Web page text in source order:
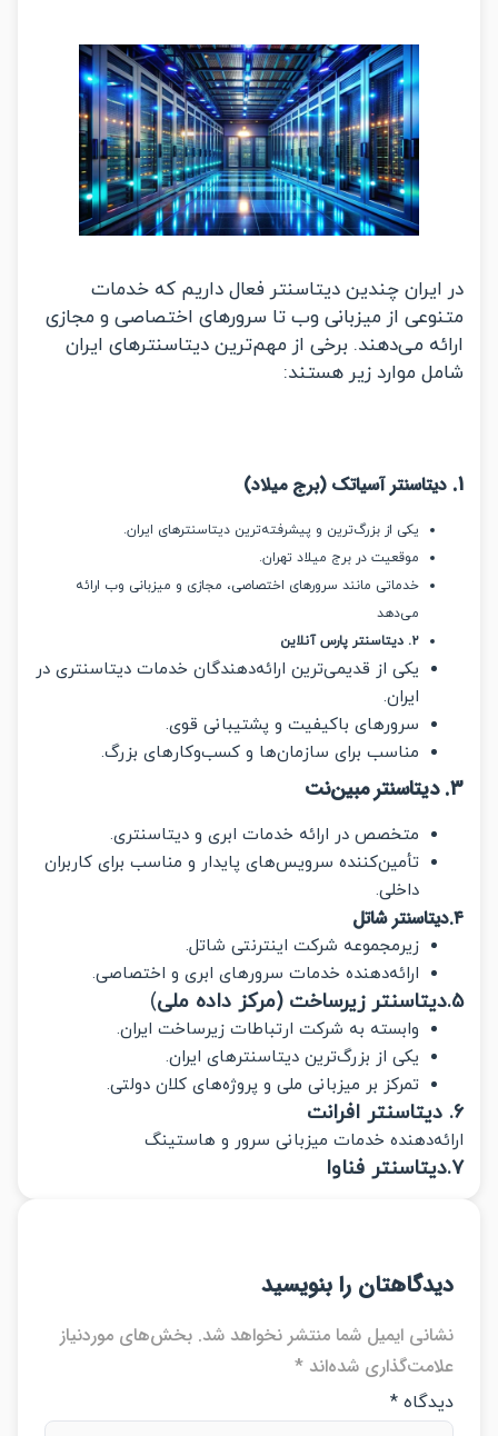
چندین دیتاسنتر فعال داریم که خدمات
از میزبانی وب تا سرورهای اختصاصی و مجازی
می‌دهند. برخی از مهم‌ترین دیتاسنترهای ایران
موارد زیر هستند:
آسیاتک (برج میلاد)
یکی از بزرگ‌ترین و پیشرفته‌ترین دیتاسنترهای ایران.
موقعیت در برج میلاد تهران.
خدماتی مانند سرورهای اختصاصی، مجازی و میزبانی وب ارائه
یکی از قدیمی‌ترین ارائه‌دهندگان خدمات دیتاسنتری در
سرورهای باکیفیت و پشتیبانی قوی.
مناسب برای سازمان‌ها و کسب‌وکارهای بزرگ.
متخصص در ارائه خدمات ابری و دیتاسنتری.
تأمین‌کننده سرویس‌های پایدار و مناسب برای کاربران
زیرمجموعه شرکت اینترنتی شاتل.
ارائه‌دهنده خدمات سرورهای ابری و اختصاصی.
)
وابسته به شرکت ارتباطات زیرساخت ایران.
یکی از بزرگ‌ترین دیتاسنترهای ایران.
تمرکز بر میزبانی ملی و پروژه‌های کلان دولتی.
خدمات میزبانی سرور و هاستینگ
را بنویسید
ایمیل شما منتشر نخواهد شد. بخش‌های موردنیاز
شده‌اند *
*